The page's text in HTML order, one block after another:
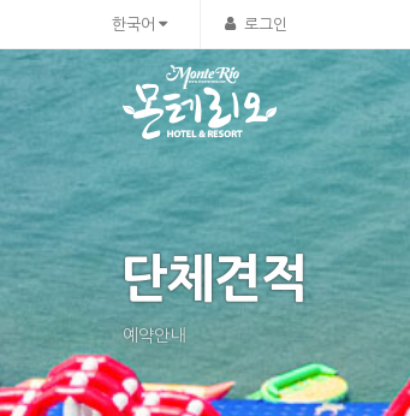
한국어 로그인
단체견적
예약안내
Sketchbook5, 스케치북5